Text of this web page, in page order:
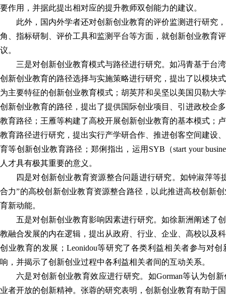
要作用，并据此提出相对应的提升教师双创能力的建议。
此外，国内外学者还对创新创业教育的评价监测进行研究
角、指标研制、评价工具和监测平台等方面，就创新创业教育
议。
三是对创新创业教育模式与路径进行研究。如冯青基于台
创新创业教育的路径选择与实施策略进行研究，提出了以模块
为主要特征的创新创业教育模式；胡英芹和吴坚以美国贝勒大
创新创业教育的路径，提出了提供国际创业项目、引进政校企
教育路径；王雁等构建了高校开展创新创业教育的基本模式；
教育路径进行研究，提出实行产学研合作、推进创客空间建设
育等创新创业教育路径；郑俐指出，运用SYB（start your
人才具有极其重要的意义。
四是对创新创业教育资源整合问题进行研究。如钟淑萍等
合力”的高校创新创业教育资源整合路径，以此推进高校创新
育新动能。
五是对创新创业教育影响因素进行研究。如徐新洲阐述了
教融合发展的内在逻辑，提出从政府、行业、企业、高校以及
创业教育的发展；Leonidou等研究了各类利益相关者参与对
响，并揭示了创新创业过程中各利益相关者间的互动关系。
六是对创新创业教育效应进行研究。如Gorman等认为创
业者开放的创新精神。张蓉的研究表明，创新创业教育有助于